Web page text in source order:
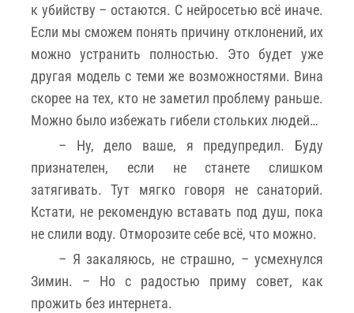
к убийству – остаются. С нейросетью всё иначе.
Если мы сможем понять причину отклонений, их
можно устранить полностью. Это будет уже
другая модель с теми же возможностями. Вина
скорее на тех, кто не заметил проблему раньше.
Можно было избежать гибели стольких людей…
– Ну, дело ваше, я предупредил. Буду
признателен, если не станете слишком
затягивать. Тут мягко говоря не санаторий.
Кстати, не рекомендую вставать под душ, пока
не слили воду. Отморозите себе всё, что можно.
– Я закаляюсь, не страшно, – усмехнулся
Зимин. – Но с радостью приму совет, как
прожить без интернета.